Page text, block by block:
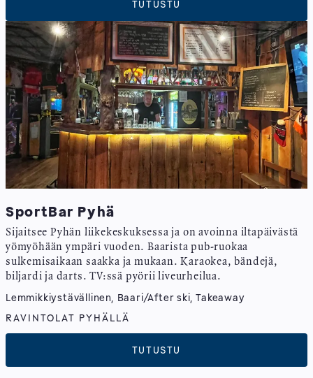
TUTUSTU
SportBar Pyhä
Sijaitsee Pyhän liikekeskuksessa ja on avoinna iltapäivästä
yömyöhään ympäri vuoden. Baarista pub-ruokaa
sulkemisaikaan saakka ja mukaan. Karaokea, bändejä,
biljardi ja darts. TV:ssä pyörii liveurheilua.
Lemmikkiystävällinen, Baari/After ski, Takeaway
RAVINTOLAT PYHÄLLÄ
TUTUSTU